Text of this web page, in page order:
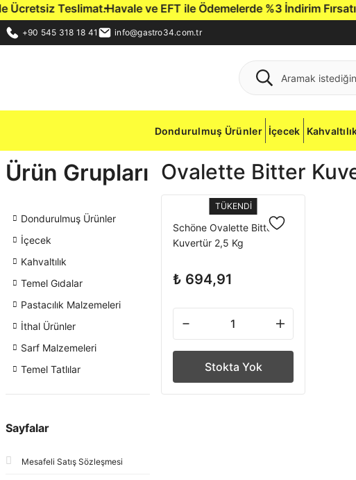
Teslimat.Havale ve EFT ile Ödemelerde %3 İndirim Fırsatı.
+90 545 318 18 41 info@gastro34.com.tr
Dondurulmuş Ürünler İçecek
Ürün Grupları
Dondurulmuş Ürünler
İçecek
Kahvaltılık
Temel Gıdalar
Pastacılık Malzemeleri
İthal Ürünler
Sarf Malzemeleri
Temel Tatlılar
Sayfalar
Mesafeli Satış Sözleşmesi
Ovalette Bitter
TÜKENDİ
Schöne Ovalette Bitter
Kuvertür 2,5 Kg
₺ 694,91
Stokta Yok